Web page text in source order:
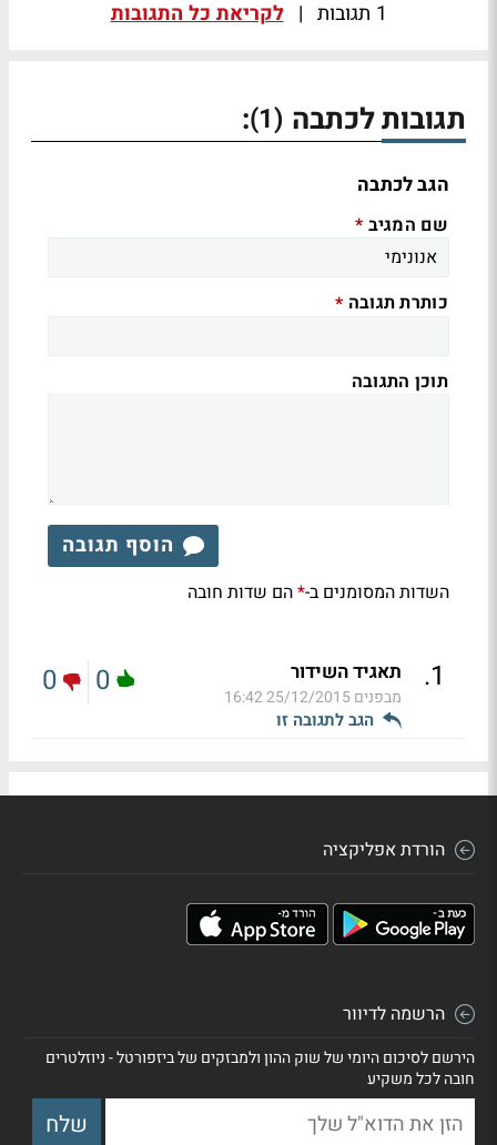
1 תגובות | לקריאת כל התגובות
תגובות לכתבה (1)
:
הגב לכתבה
שם המגיב *
כותרת תגובה *
תוכן התגובה
הוסף תגובה
השדות המסומנים ב-*הם שדות חובה
1
. תאגיד השידור
מבפנים25/12/2015 16:42
הגב לתגובה זו
0
0
הורדת אפליקציה
הרשמה לדיוור
הירשם לסיכום היומי של שוק ההון ולמבזקים של ביזפורטל - ניוזלטרים
חובה לכל משקיע